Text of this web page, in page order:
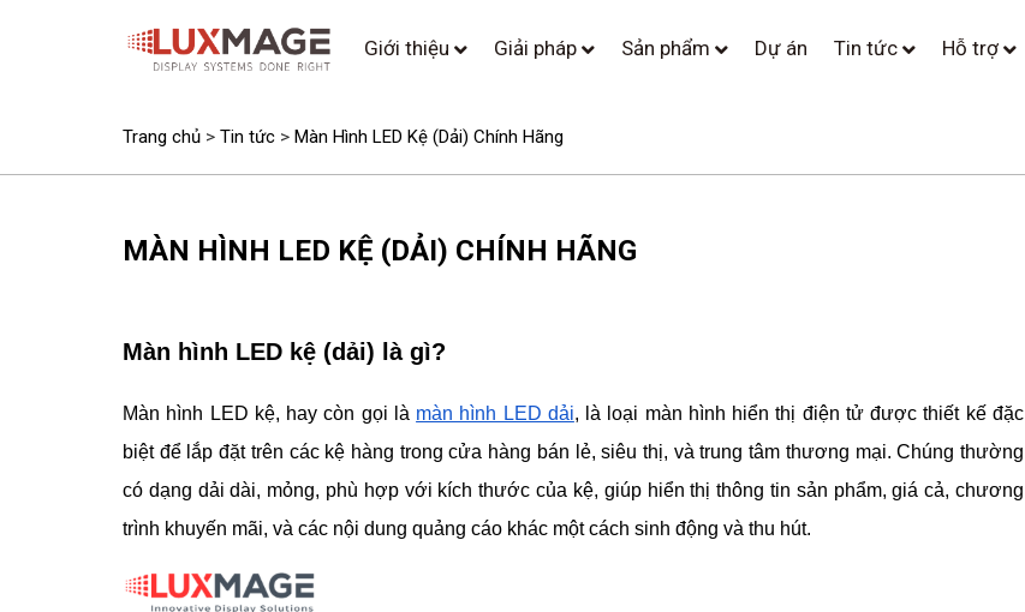
Giới thiệu Giải pháp Sản phẩm Dự án Tin tức Hỗ trợ
Trang chủ > Tin tức > Màn Hình LED Kệ (Dải) Chính Hãng
MÀN HÌNH LED KỆ (DẢI) CHÍNH HÃNG
Màn hình LED kệ (dải) là gì?
Màn hình LED kệ, hay còn gọi là màn hình LED dải, là loại màn hình hiển thị điện tử được thiết kế đặc
biệt để lắp đặt trên các kệ hàng trong cửa hàng bán lẻ, siêu thị, và trung tâm thương mại. Chúng thường
có dạng dải dài, mỏng, phù hợp với kích thước của kệ, giúp hiển thị thông tin sản phẩm, giá cả, chương
trình khuyến mãi, và các nội dung quảng cáo khác một cách sinh động và thu hút.